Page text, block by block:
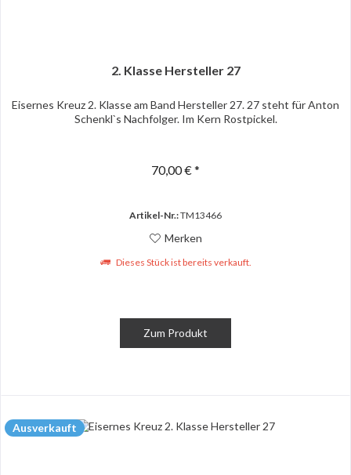
2. Klasse Hersteller 27
Eisernes Kreuz 2. Klasse am Band Hersteller 27. 27 steht für Anton
Schenkl`s Nachfolger. Im Kern Rostpickel.
70,00 € *
Artikel-Nr.:TM13466
Merken
Dieses Stück ist bereits verkauft.
Zum Produkt
Ausverkauft